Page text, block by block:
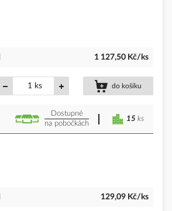
1 127,50 Kč/ks
ks do košíku
Dostupné
na pobočkách
15 ks
129,09 Kč/ks